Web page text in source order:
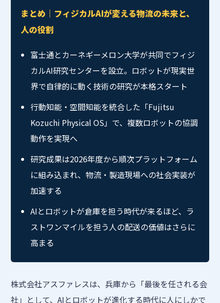
まとめ｜フィジカルAIが変える物流の未来と、
人の役割
富士通とカーネギーメロン大学が共同でフィジ
カルAI研究センターを設立。ロボットが現実世
界で自律的に動く技術の研究が本格スタート
行動知能・空間知能を統合した「Fujitsu
Kozuchi Physical OS」で、複数ロボットの協調
動作を実現へ
研究成果は2026年度から順次プラットフォーム
に組み込まれ、物流・製造現場への社会実装が
加速する
AIとロボットが倉庫を担う時代が来るほど、ラ
ストワンマイルを担う人の配送の価値はさらに
高まる
株式会社アスファレスは、兵庫から「最後を任される会
社」として、AIとロボットが進化する時代に人にしかで